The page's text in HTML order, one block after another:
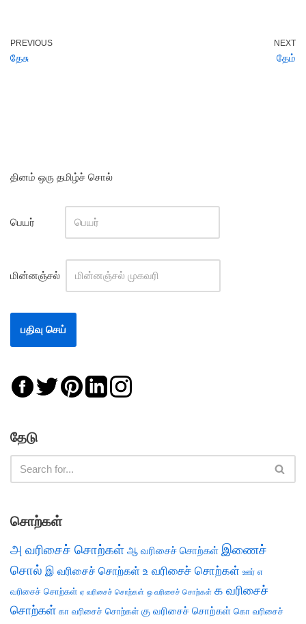
PREVIOUS
தேசு
NEXT
தேம்
தினம் ஒரு தமிழ்ச் சொல்
பெயர்
மின்னஞ்சல்
தேடு
சொற்கள்
அ வரிசைச் சொற்கள் ஆ வரிசைச் சொற்கள் இணைச்
சொல் இ வரிசைச் சொற்கள் உ வரிசைச் சொற்கள் ஊர் எ
வரிசைச் சொற்கள் ஏ வரிசைச் சொற்கள் ஒ வரிசைச் சொற்கள் க வரிசைச்
சொற்கள் கா வரிசைச் சொற்கள் கு வரிசைச் சொற்கள் கொ வரிசைச்